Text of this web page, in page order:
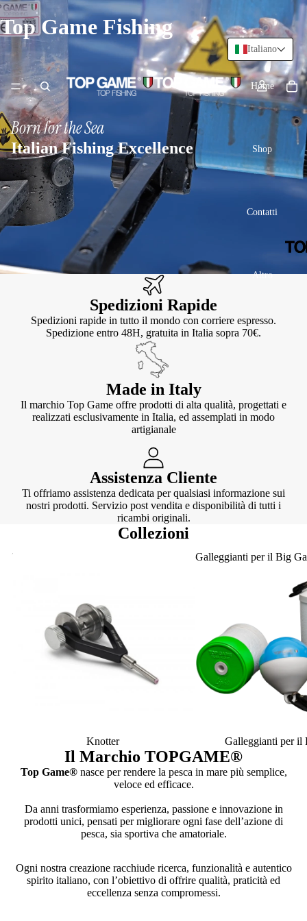
Top Game Fishing
Home
Shop
Contatti
Altro
Born for the Sea
Italian Fishing Excellence
Spedizioni Rapide
Spedizioni rapide in tutto il mondo con corriere espresso.
Spedizione entro 48H, gratuita in Italia sopra 70€.
Made in Italy
Il marchio Top Game offre prodotti di alta qualità, progettati e
realizzati esclusivamente in Italia, ed assemplati in modo
artigianale
Assistenza Cliente
Ti offriamo assistenza dedicata per qualsiasi informazione sui
nostri prodotti. Servizio post vendita e disponibilità di tutti i
ricambi originali.
Collezioni
Knotter
Knotter
Galleggianti per il Big
Galleggianti per il
Il Marchio TOPGAME®
Top Game®nasce per rendere la pesca in mare più semplice,
veloce ed efficace.
Da anni trasformiamo esperienza, passione e innovazione in
prodotti unici, pensati per migliorare ogni fase dell’azione di
pesca, sia sportiva che amatoriale.
Ogni nostra creazione racchiude ricerca, funzionalità e autentico
spirito italiano, con l’obiettivo di offrire qualità, praticità ed
eccellenza senza compromessi.
Italiano